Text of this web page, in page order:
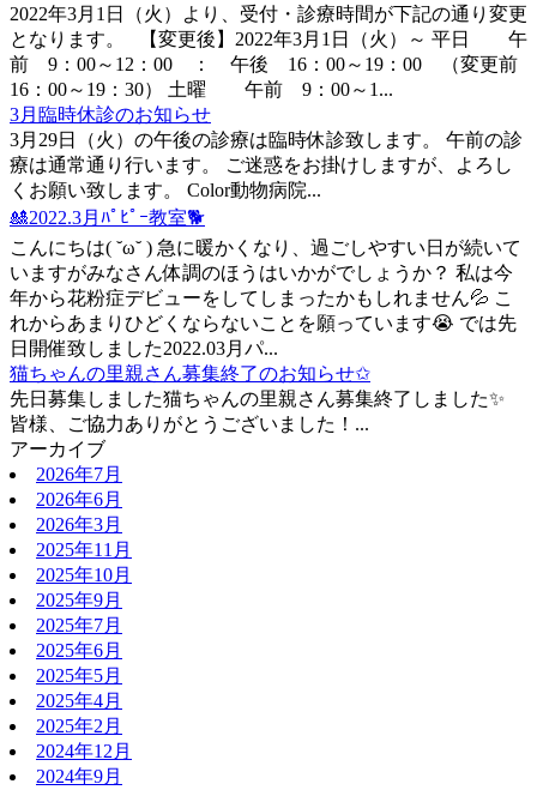
2022年3月1日（火）より、受付・診療時間が下記の通り変更
となります。 【変更後】2022年3月1日（火）～ 平日 午
前 9：00～12：00 ： 午後 16：00～19：00 （変更前
16：00～19：30） 土曜 午前 9：00～1...
3月臨時休診のお知らせ
3月29日（火）の午後の診療は臨時休診致します。 午前の診
療は通常通り行います。 ご迷惑をお掛けしますが、よろし
くお願い致します。 Color動物病院...
🎎2022.3月ﾊﾟﾋﾟｰ教室🐕
こんにちは( ˘ω˘ ) 急に暖かくなり、過ごしやすい日が続いて
いますがみなさん体調のほうはいかがでしょうか？ 私は今
年から花粉症デビューをしてしまったかもしれません💦 こ
れからあまりひどくならないことを願っています😭 では先
日開催致しました2022.03月パ...
猫ちゃんの里親さん募集終了のお知らせ✩
先日募集しました猫ちゃんの里親さん募集終了しました✨
皆様、ご協力ありがとうございました！...
アーカイブ
2026年7月
2026年6月
2026年3月
2025年11月
2025年10月
2025年9月
2025年7月
2025年6月
2025年5月
2025年4月
2025年2月
2024年12月
2024年9月